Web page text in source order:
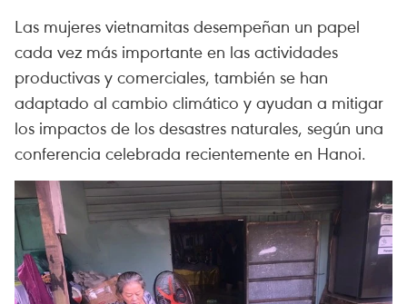
Las mujeres vietnamitas desempeñan un papel
cada vez más importante en las actividades
productivas y comerciales, también se han
adaptado al cambio climático y ayudan a mitigar
los impactos de los desastres naturales, según una
conferencia celebrada recientemente en Hanoi.